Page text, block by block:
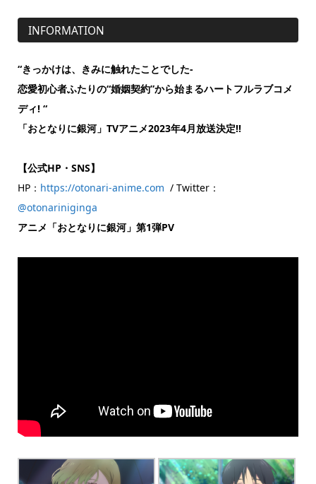
INFORMATION
“きっかけは、きみに触れたことでした-
恋愛初心者ふたりの“婚姻契約”から始まるハートフルラブコメ
ディ! “
「おとなりに銀河」TVアニメ2023年4月放送決定!!
【公式HP・SNS】
HP： https://otonari-anime.com / Twitter：
@otonariniginga
アニメ「おとなりに銀河」第1弾PV